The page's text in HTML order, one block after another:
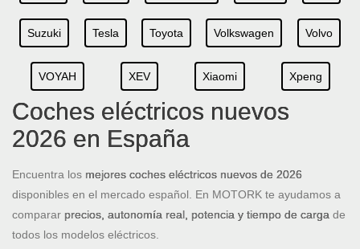
Suzuki Tesla Toyota Volkswagen Volvo
VOYAH XEV Xiaomi Xpeng
Coches eléctricos nuevos
2026 en España
Encuentra los mejores coches eléctricos nuevos de 2026
disponibles en el mercado español. En MOTORK te ayudamos a
comparar precios, autonomía real, potencia y tiempo de carga de
todos los modelos eléctricos.